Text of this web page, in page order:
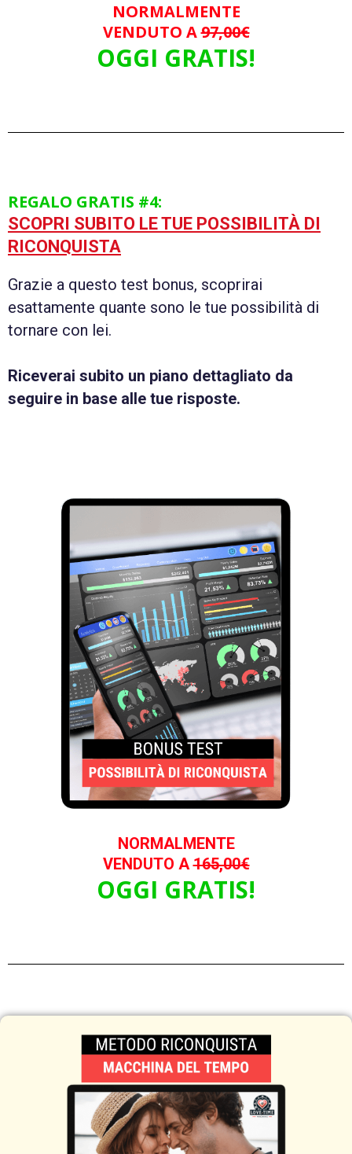
NORMALMENTE
VENDUTO A97,00€
OGGI GRATIS!
REGALO GRATIS #4:
SCOPRI SUBITO LE TUE POSSIBILITÀ DI
RICONQUISTA
Grazie a questo test bonus, scoprirai
esattamente quante sono le tue possibilità di
tornare con lei.
Riceverai subito un piano dettagliato da
seguire in base alle tue risposte.
NORMALMENTE
VENDUTO A165,00€
OGGI GRATIS!